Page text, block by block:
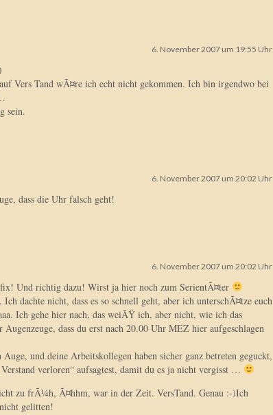
6. November 2007 um 19:55 Uhr
Vers Tand wÃ¤re ich echt nicht gekommen. Ich bin irgendwo bei
sein.
6. November 2007 um 20:02 Uhr
dass die Uhr falsch geht!
6. November 2007 um 20:02 Uhr
Und richtig dazu! Wirst ja hier noch zum SerientÃ¤ter
dachte nicht, dass es so schnell geht, aber ich unterschÃ¤tze euch
Ich gehe hier nach, das weiÃŸ ich, aber nicht, wie ich das
dass du erst nach 20.00 Uhr MEZ hier aufgeschlagen
und deine Arbeitskollegen haben sicher ganz betreten geguckt,
verloren“ aufsagtest, damit du es ja nicht vergisst …
zu frÃ¼h, Ã¤hhm, war in der Zeit. VersTand. Genau :-)Ich
gelitten!